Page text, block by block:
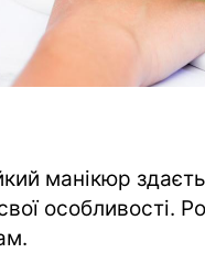
манікюр
особливості.